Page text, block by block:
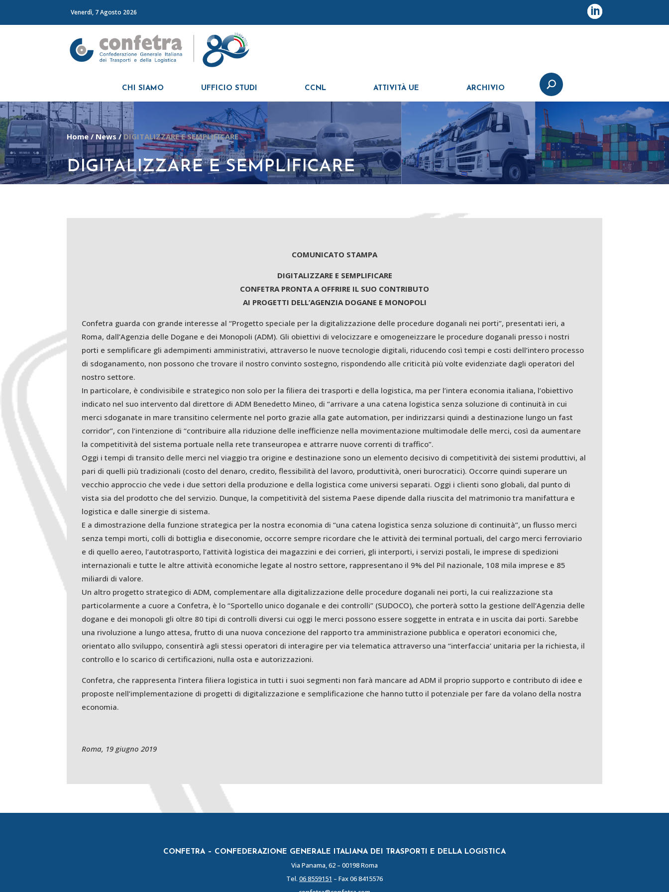
Venerdì, 7 Agosto 2026
CHI SIAMO UFFICIO STUDI CCNL ATTIVITÀ UE ARCHIVIO
Home / News /DIGITALIZZARE E SEMPLIFICARE
DIGITALIZZARE E SEMPLIFICARE
COMUNICATO STAMPA
DIGITALIZZARE E SEMPLIFICARE
CONFETRA PRONTA A OFFRIRE IL SUO CONTRIBUTO
AI PROGETTI DELL’AGENZIA DOGANE E MONOPOLI
Confetra guarda con grande interesse al “Progetto speciale per la digitalizzazione delle procedure doganali nei porti”, presentati ieri, a
Roma, dall’Agenzia delle Dogane e dei Monopoli (ADM). Gli obiettivi di velocizzare e omogeneizzare le procedure doganali presso i nostri
porti e semplificare gli adempimenti amministrativi, attraverso le nuove tecnologie digitali, riducendo così tempi e costi dell’intero processo
di sdoganamento, non possono che trovare il nostro convinto sostegno, rispondendo alle criticità più volte evidenziate dagli operatori del
nostro settore.
In particolare, è condivisibile e strategico non solo per la filiera dei trasporti e della logistica, ma per l’intera economia italiana, l’obiettivo
indicato nel suo intervento dal direttore di ADM Benedetto Mineo, di “arrivare a una catena logistica senza soluzione di continuità in cui
merci sdoganate in mare transitino celermente nel porto grazie alla gate automation, per indirizzarsi quindi a destinazione lungo un fast
corridor”, con l’intenzione di “contribuire alla riduzione delle inefficienze nella movimentazione multimodale delle merci, così da aumentare
la competitività del sistema portuale nella rete transeuropea e attrarre nuove correnti di traffico”.
Oggi i tempi di transito delle merci nel viaggio tra origine e destinazione sono un elemento decisivo di competitività dei sistemi produttivi, al
pari di quelli più tradizionali (costo del denaro, credito, flessibilità del lavoro, produttività, oneri burocratici). Occorre quindi superare un
vecchio approccio che vede i due settori della produzione e della logistica come universi separati. Oggi i clienti sono globali, dal punto di
vista sia del prodotto che del servizio. Dunque, la competitività del sistema Paese dipende dalla riuscita del matrimonio tra manifattura e
logistica e dalle sinergie di sistema.
E a dimostrazione della funzione strategica per la nostra economia di “una catena logistica senza soluzione di continuità”, un flusso merci
senza tempi morti, colli di bottiglia e diseconomie, occorre sempre ricordare che le attività dei terminal portuali, del cargo merci ferroviario
e di quello aereo, l’autotrasporto, l’attività logistica dei magazzini e dei corrieri, gli interporti, i servizi postali, le imprese di spedizioni
internazionali e tutte le altre attività economiche legate al nostro settore, rappresentano il 9% del Pil nazionale, 108 mila imprese e 85
miliardi di valore.
Un altro progetto strategico di ADM, complementare alla digitalizzazione delle procedure doganali nei porti, la cui realizzazione sta
particolarmente a cuore a Confetra, è lo “Sportello unico doganale e dei controlli” (SUDOCO), che porterà sotto la gestione dell’Agenzia delle
dogane e dei monopoli gli oltre 80 tipi di controlli diversi cui oggi le merci possono essere soggette in entrata e in uscita dai porti. Sarebbe
una rivoluzione a lungo attesa, frutto di una nuova concezione del rapporto tra amministrazione pubblica e operatori economici che,
orientato allo sviluppo, consentirà agli stessi operatori di interagire per via telematica attraverso una “interfaccia’ unitaria per la richiesta, il
controllo e lo scarico di certificazioni, nulla osta e autorizzazioni.
Confetra, che rappresenta l’intera filiera logistica in tutti i suoi segmenti non farà mancare ad ADM il proprio supporto e contributo di idee e
proposte nell’implementazione di progetti di digitalizzazione e semplificazione che hanno tutto il potenziale per fare da volano della nostra
economia.
Roma, 19 giugno 2019
CONFETRA – CONFEDERAZIONE GENERALE ITALIANA DEI TRASPORTI E DELLA LOGISTICA
Via Panama, 62 – 00198 Roma
Tel. 06 8559151 – Fax 06 8415576